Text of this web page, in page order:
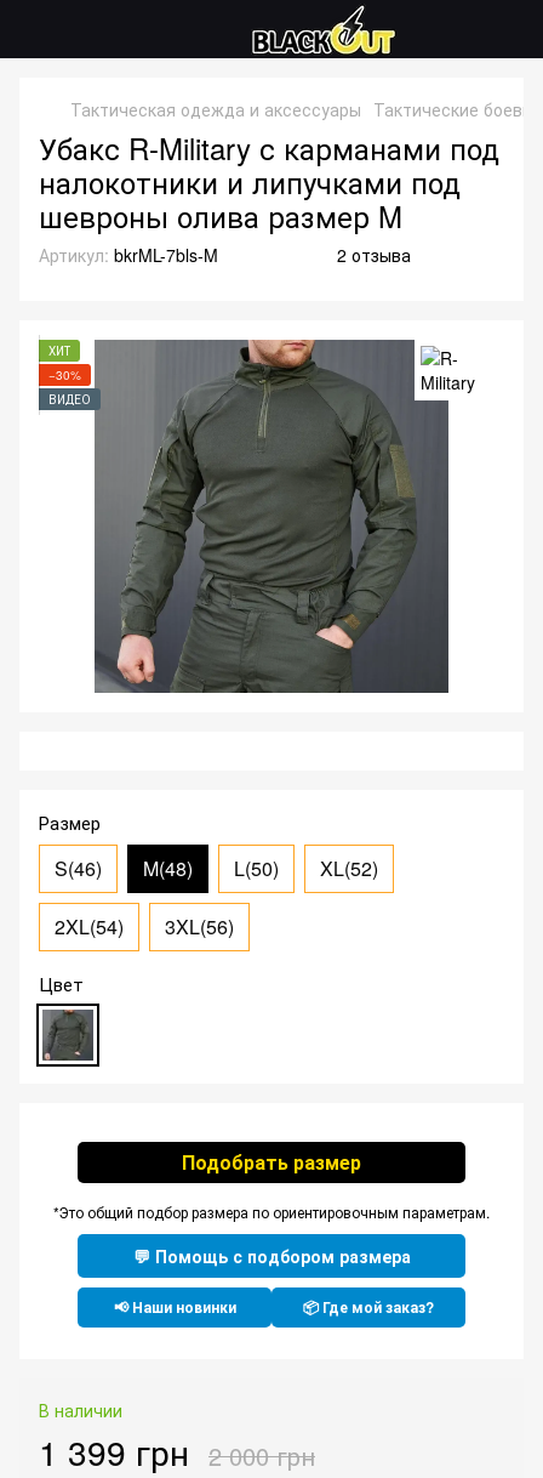
Тактическая одежда и аксессуары Тактические
Убакс R-Military с карманами под
налокотники и липучками под
шевроны олива размер M
Артикул: bkrML-7bls-M 2 отзыва
ХИТ
−30%
ВИДЕО
Размер
S(46) M(48) L(50) XL(52)
2XL(54) 3XL(56)
Цвет
Подобрать размер
*Это общий подбор размера по ориентировочным параметрам.
💬 Помощь с подбором размера
📢 Наши новинки 📦 Где мой заказ?
В наличии
1 399 грн 2 000 грн